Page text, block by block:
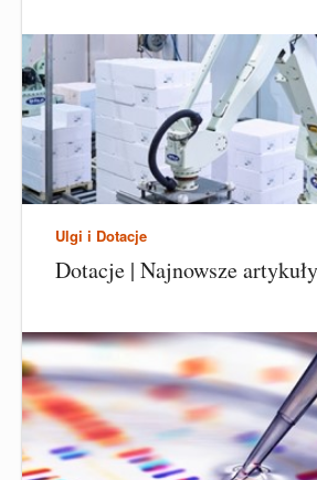
Ulgi i Dotacje
Dotacje | Najnowsze artykuły